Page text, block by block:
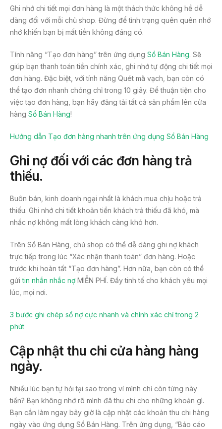
Ghi nhớ chi tiết mọi đơn hàng là một thách thức không hề dễ
dàng đối với mỗi chủ shop. Đừng để tình trạng quên quên nhớ
nhớ khiến bạn bị mất tiền không đáng có.
Tính năng “Tạo đơn hàng” trên ứng dụng Sổ Bán Hàng. Sẽ
giúp bạn thanh toán tiền chính xác, ghi nhớ tự động chi tiết mọi
đơn hàng. Đặc biệt, với tính năng Quét mã vạch, bạn còn có
thể tạo đơn nhanh chóng chỉ trong 10 giây. Để thuận tiện cho
việc tạo đơn hàng, bạn hãy đăng tải tất cả sản phẩm lên cửa
hàng Sổ Bán Hàng!
Hướng dẫn Tạo đơn hàng nhanh trên ứng dụng Sổ Bán Hàng
Ghi nợ đối với các đơn hàng trả
thiếu.
Buôn bán, kinh doanh ngại nhất là khách mua chịu hoặc trả
thiếu. Ghi nhớ chi tiết khoản tiền khách trả thiếu đã khó, mà
nhắc nợ không mất lòng khách càng khó hơn.
Trên Sổ Bán Hàng, chủ shop có thể dễ dàng ghi nợ khách
trực tiếp trong lúc “Xác nhận thanh toán” đơn hàng. Hoặc
trước khi hoàn tất “Tạo đơn hàng”. Hơn nữa, bạn còn có thể
gửitin nhắn nhắc nợ MIỄN PHÍ. Đầy tinh tế cho khách yêu mọi
lúc, mọi nơi.
3 bước ghi chép sổ nợ cực nhanh và chính xác chỉ trong 2
phút
Cập nhật thu chi cửa hàng hàng
ngày.
Nhiều lúc bạn tự hỏi tại sao trong ví mình chỉ còn từng này
tiền? Bạn không nhớ rõ mình đã thu chi cho những khoản gì.
Bạn cần làm ngay bây giờ là cập nhật các khoản thu chi hàng
ngày vào ứng dụng Sổ Bán Hàng. Trên ứng dụng, “Báo cáo